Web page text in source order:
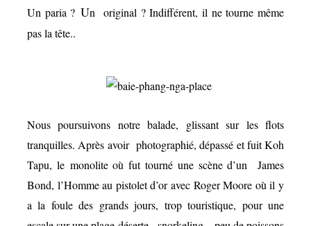
Un paria ? Un original ? Indifférent, il ne tourne même
pas la tête..
Nous poursuivons notre balade, glissant sur les flots
tranquilles. Après avoir photographié, dépassé et fuit Koh
Tapu, le monolite où fut tourné une scène d’un James
Bond, l’Homme au pistolet d’or avec Roger Moore où il y
a la foule des grands jours, trop touristique, pour une